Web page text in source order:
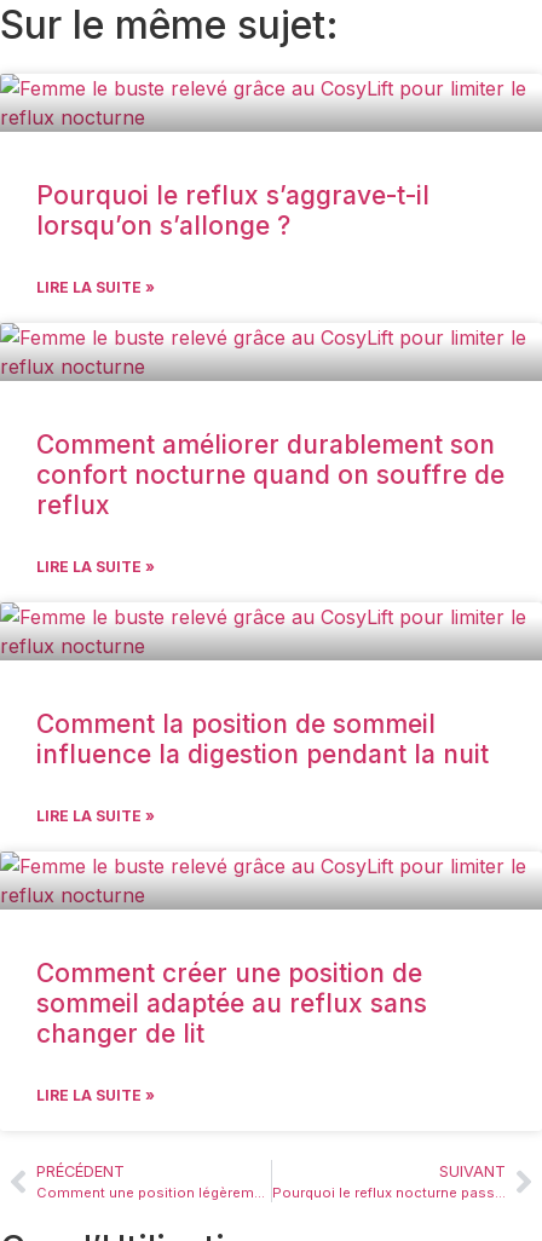
Sur le même sujet:
Pourquoi le reflux s’aggrave-t-il
lorsqu’on s’allonge ?
LIRE LA SUITE »
Comment améliorer durablement son
confort nocturne quand on souffre de
reflux
LIRE LA SUITE »
Comment la position de sommeil
influence la digestion pendant la nuit
LIRE LA SUITE »
Comment créer une position de
sommeil adaptée au reflux sans
changer de lit
LIRE LA SUITE »
PRÉCÉDENT
Comment une position légèrement surélevée réduit l’inconfort du reflux nocturne
SUIVANT
Pourquoi le reflux nocturne passe souvent inaperçu mais dégrade le sommeil